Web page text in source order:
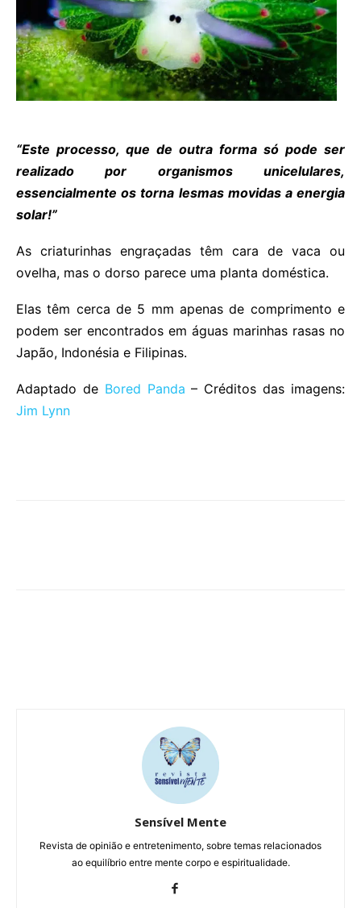
“Este processo, que de outra forma só pode ser
realizado por organismos unicelulares,
essencialmente os torna lesmas movidas a energia
solar!”
As criaturinhas engraçadas têm cara de vaca ou
ovelha, mas o dorso parece uma planta doméstica.
Elas têm cerca de 5 mm apenas de comprimento e
podem ser encontrados em águas marinhas rasas no
Japão, Indonésia e Filipinas.
Adaptado de Bored Panda– Créditos das imagens:
Jim Lynn
Sensível Mente
Revista de opinião e entretenimento, sobre temas relacionados
ao equilíbrio entre mente corpo e espiritualidade.